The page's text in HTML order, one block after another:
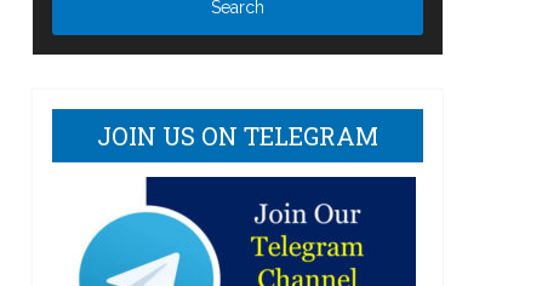
JOIN US ON TELEGRAM